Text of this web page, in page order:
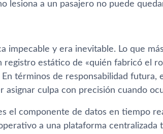
lesiona a un pasajero no puede
impecable y era inevitable. Lo que
registro estático de «quién fabricó el
términos de responsabilidad futura,
asignar culpa con precisión cuando
el componente de datos en tiempo
a una plataforma centralizada